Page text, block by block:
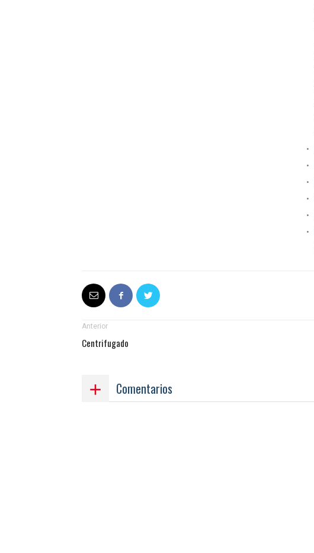
Anterior
Centrifugado
Comentarios